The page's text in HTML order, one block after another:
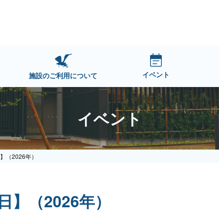
施設のご利用について イベント
イベント
（2026年）
】（2026年）